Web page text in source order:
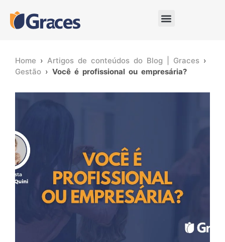
Home › Artigos de conteúdos do Blog | Graces ›
Gestão › Você é profissional ou empresária?